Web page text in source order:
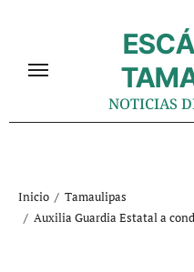
contenido
NOTICIAS
Inicio
Tamaulipas
Auxilia Guardia Estatal a